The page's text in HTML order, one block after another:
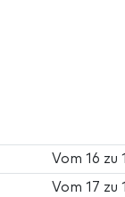
Vom16 zu
Vom17 zu